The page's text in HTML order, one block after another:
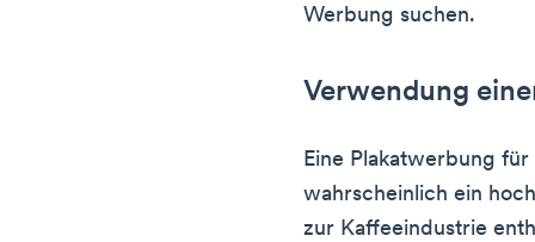
Werbung suchen.
Verwendung
Eine Plakatwerbung
wahrscheinlich ein
zur Kaffeeindustrie